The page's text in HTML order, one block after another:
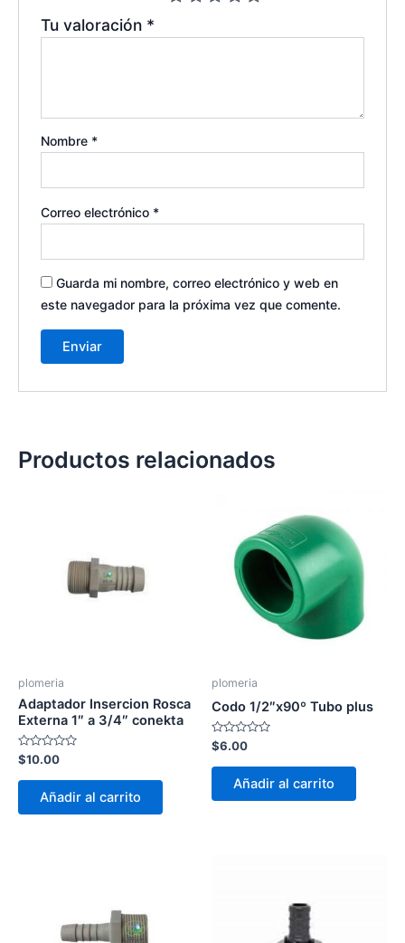
Tu valoración *
Nombre *
Correo electrónico *
Guarda mi nombre, correo electrónico y web en
este navegador para la próxima vez que comente.
Productos relacionados
plomeria
Adaptador Insercion Rosca
Externa 1″ a 3/4″ conekta
Valorado
con
0
$10.00
Añadir al carrito
plomeria
Codo 1/2″x90º Tubo plus
Valorado
con
0
$6.00
Añadir al carrito